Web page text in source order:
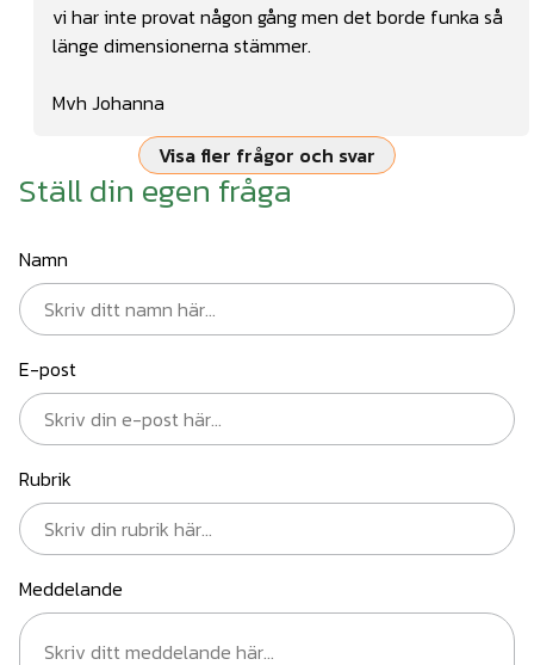
vi har inte provat någon gång men det borde funka så
länge dimensionerna stämmer.
Mvh Johanna
Visa fler frågor och svar
Ställ din egen fråga
Namn
E-post
Rubrik
Meddelande